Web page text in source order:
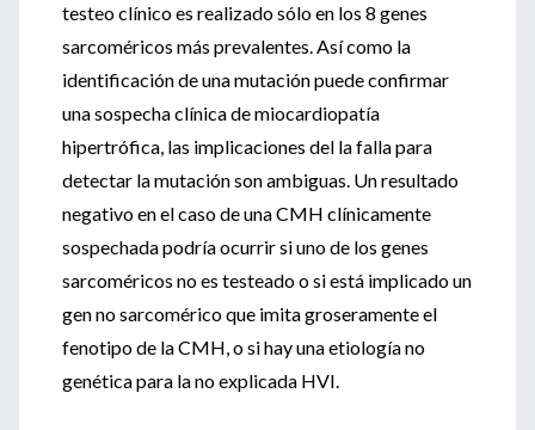
testeo clínico es realizado sólo en los 8 genes
sarcoméricos más prevalentes. Así como la
identificación de una mutación puede confirmar
una sospecha clínica de miocardiopatía
hipertrófica, las implicaciones del la falla para
detectar la mutación son ambiguas. Un resultado
negativo en el caso de una CMH clínicamente
sospechada podría ocurrir si uno de los genes
sarcoméricos no es testeado o si está implicado un
gen no sarcomérico que imita groseramente el
fenotipo de la CMH, o si hay una etiología no
genética para la no explicada HVI.